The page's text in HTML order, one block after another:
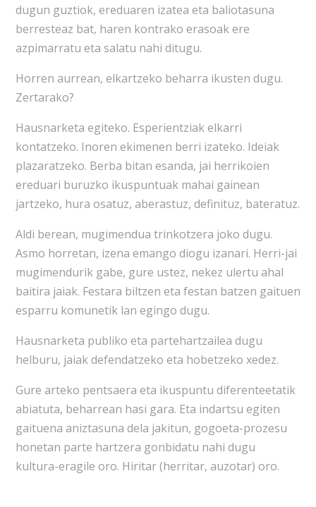
dugun guztiok, ereduaren izatea eta baliotasuna
berresteaz bat, haren kontrako erasoak ere
azpimarratu eta salatu nahi ditugu.
Horren aurrean, elkartzeko beharra ikusten dugu.
Zertarako?
Hausnarketa egiteko. Esperientziak elkarri
kontatzeko. Inoren ekimenen berri izateko. Ideiak
plazaratzeko. Berba bitan esanda, jai herrikoien
ereduari buruzko ikuspuntuak mahai gainean
jartzeko, hura osatuz, aberastuz, definituz, bateratuz.
Aldi berean, mugimendua trinkotzera joko dugu.
Asmo horretan, izena emango diogu izanari. Herri-jai
mugimendurik gabe, gure ustez, nekez ulertu ahal
baitira jaiak. Festara biltzen eta festan batzen gaituen
esparru komunetik lan egingo dugu.
Hausnarketa publiko eta partehartzailea dugu
helburu, jaiak defendatzeko eta hobetzeko xedez.
Gure arteko pentsaera eta ikuspuntu diferenteetatik
abiatuta, beharrean hasi gara. Eta indartsu egiten
gaituena aniztasuna dela jakitun, gogoeta-prozesu
honetan parte hartzera gonbidatu nahi dugu
kultura-eragile oro. Hiritar (herritar, auzotar) oro.